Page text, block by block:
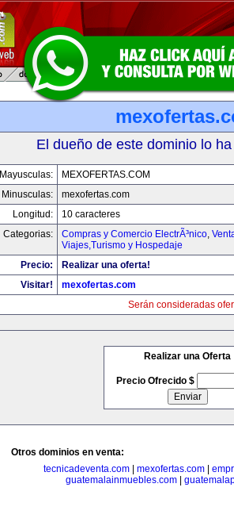
El dueño de este dominio lo
Mayusculas:
MEXOFERTAS.COM
Minusculas:
mexofertas.com
Longitud:
10 caracteres
Categorias:
Compras y Comercio ElectrÃ³nico,
Viajes,Turismo y Hospedaje
Precio:
Realizar una oferta!
Visitar!
mexofertas.com
Serán consideradas
Realizar una Oferta
Precio Ofrecido $
Otros dominios en venta:
tecnicadeventa.com
mexofertas.com
guatemalainmuebles.com|